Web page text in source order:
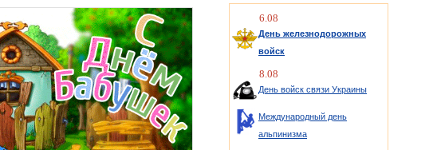
6.08
День железнодорожных
войск
8.08
День войск связи Украины
Международный день
альпинизма